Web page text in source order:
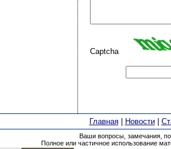
Captcha
Главная| Новости|
Ваши вопросы, замечания,
Полное или частичное использование